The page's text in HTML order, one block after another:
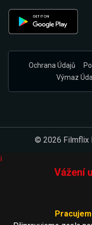
Ochrana Údajů
Výmaz
© 2026 Filmflix
i
Vážení